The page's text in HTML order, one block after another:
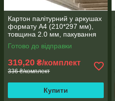
Картон палітурний у аркушах
формату А4 (210*297 мм),
товщина 2.0 мм, пакування
24 аркуша
Готово до відправки
319,20 ₴/комплект
336 ₴/комплект
Купити